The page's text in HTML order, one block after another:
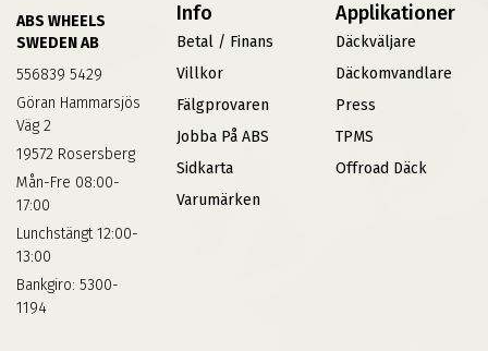
ABS WHEELS
SWEDEN AB
556839 5429
Göran Hammarsjös
Väg 2
19572 Rosersberg
Mån-Fre 08:00-
17:00
Lunchstängt 12:00-
13:00
Bankgiro: 5300-
1194
Info
Betal / Finans
Villkor
Fälgprovaren
Jobba På ABS
Sidkarta
Varumärken
Applikationer
Däckväljare
Däckomvandlare
Press
TPMS
Offroad Däck